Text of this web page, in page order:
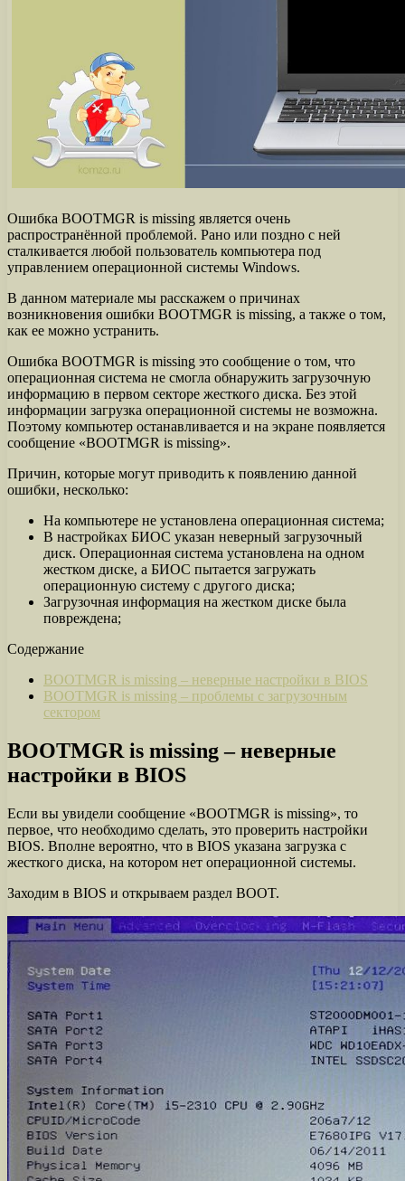
Ошибка BOOTMGR is missing является очень
распространённой проблемой. Рано или поздно с ней
сталкивается любой пользователь компьютера под
управлением операционной системы Windows.
В данном материале мы расскажем о причинах
возникновения ошибки BOOTMGR is missing, а также о том,
как ее можно устранить.
Ошибка BOOTMGR is missing это сообщение о том, что
операционная система не смогла обнаружить загрузочную
информацию в первом секторе жесткого диска. Без этой
информации загрузка операционной системы не возможна.
Поэтому компьютер останавливается и на экране появляется
сообщение «BOOTMGR is missing».
Причин, которые могут приводить к появлению данной
ошибки, несколько:
На компьютере не установлена операционная система;
В настройках БИОС указан неверный загрузочный
диск. Операционная система установлена на одном
жестком диске, а БИОС пытается загружать
операционную систему с другого диска;
Загрузочная информация на жестком диске была
повреждена;
Содержание
BOOTMGR is missing – неверные настройки в BIOS
BOOTMGR is missing – проблемы с загрузочным
сектором
BOOTMGR is missing – неверные
настройки в BIOS
Если вы увидели сообщение «BOOTMGR is missing», то
первое, что необходимо сделать, это проверить настройки
BIOS. Вполне вероятно, что в BIOS указана загрузка с
жесткого диска, на котором нет операционной системы.
Заходим в BIOS и открываем раздел BOOT.